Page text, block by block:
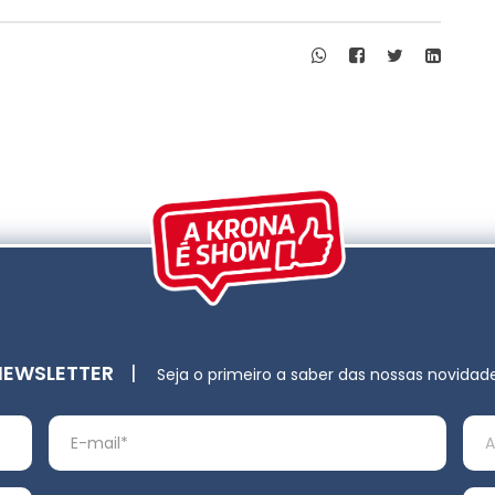
| Seja o primeiro a saber das nossas